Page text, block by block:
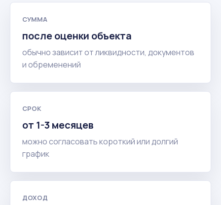
СУММА
после оценки объекта
обычно зависит от ликвидности, документов
и обременений
СРОК
от 1-3 месяцев
можно согласовать короткий или долгий
график
ДОХОД